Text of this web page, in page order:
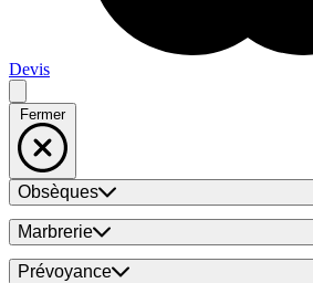
Devis
Fermer
Obsèques
Marbrerie
Prévoyance